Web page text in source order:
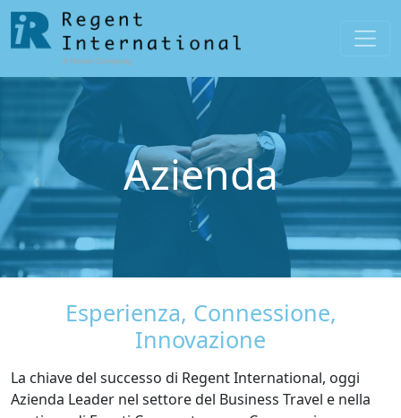
Azienda
Esperienza, Connessione,
Innovazione
La chiave del successo di Regent International, oggi
Azienda Leader nel settore del Business Travel e nella